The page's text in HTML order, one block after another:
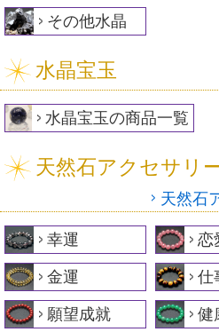
その他水晶
水晶宝玉
水晶宝玉の商品一覧
天然石アクセサリ
天然石
幸運 恋
金運 仕
願望成就 健